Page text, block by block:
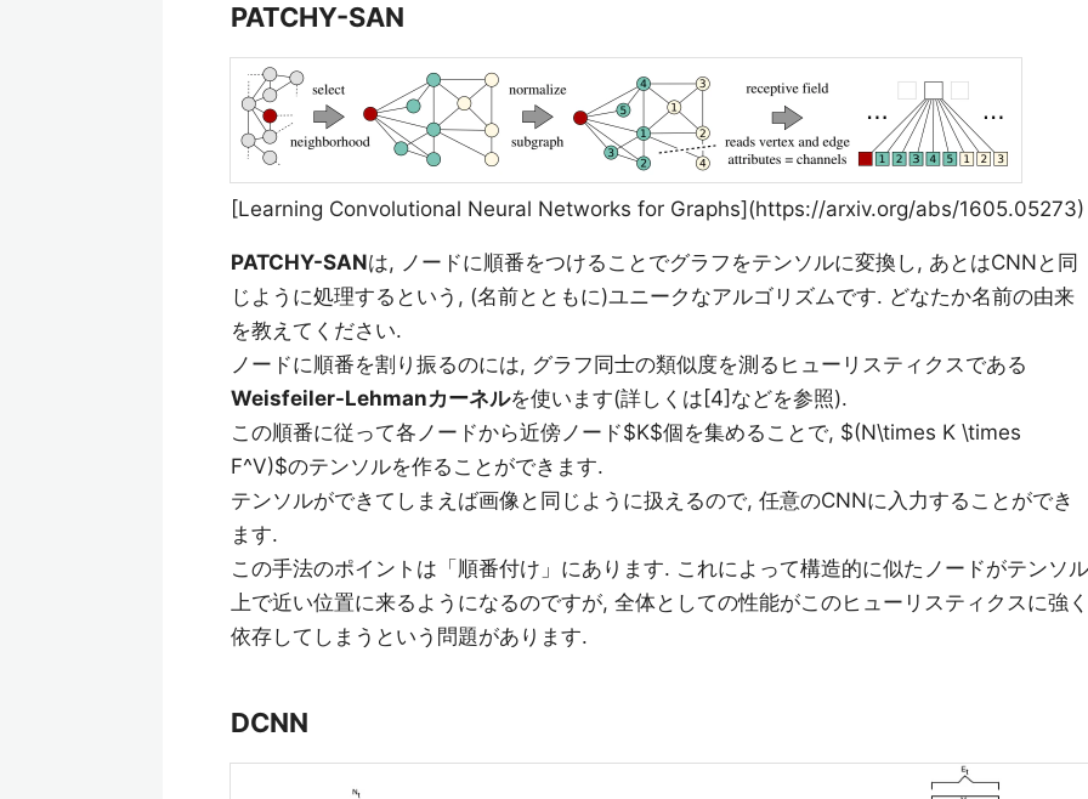
PATCHY-SAN
[Learning Convolutional Neural Networks for Graphs](https://arxiv.org/abs/1605.05273)
PATCHY-SANは, ノードに順番をつけることでグラフをテンソルに変換し, あとはCNNと同
じように処理するという, (名前とともに)ユニークなアルゴリズムです. どなたか名前の由来
を教えてください.
ノードに順番を割り振るのには, グラフ同士の類似度を測るヒューリスティクスである
Weisfeiler-Lehmanカーネルを使います(詳しくは[4]などを参照).
この順番に従って各ノードから近傍ノード$K$個を集めることで, $(N\times K \times
F^V)$のテンソルを作ることができます.
テンソルができてしまえば画像と同じように扱えるので, 任意のCNNに入力することができ
ます.
この手法のポイントは「順番付け」にあります. これによって構造的に似たノードがテンソル
上で近い位置に来るようになるのですが, 全体としての性能がこのヒューリスティクスに強く
依存してしまうという問題があります.
DCNN